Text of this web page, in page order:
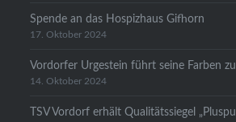
Spende an das Hospizhaus Gifhorn
17. Oktober 2024
Vordorfer Urgestein führt seine Farben
14. Oktober 2024
TSV Vordorf erhält Qualitätssiegel